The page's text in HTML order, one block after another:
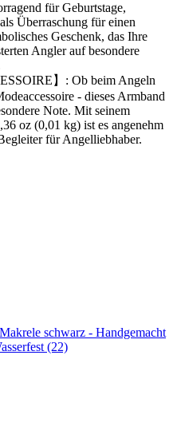
für Geburtstage,
Überraschung für einen
Geschenk, das Ihre
Angler auf besondere
】: Ob beim Angeln
- dieses Armband
Note. Mit seinem
oz (0,01 kg) ist es angenehm
für Angelliebhaber.
schwarz - Handgemacht
(22)